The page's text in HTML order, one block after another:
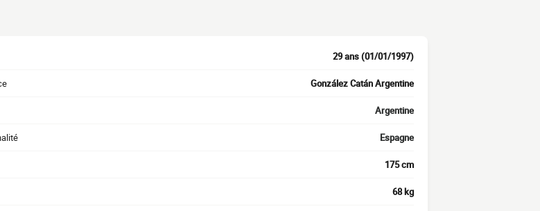
29 ans (01/01/1997)
González Catán Argentine
Argentine
Espagne
175 cm
68 kg